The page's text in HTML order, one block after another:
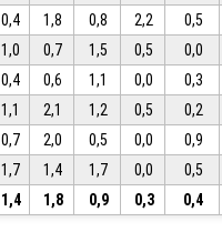
0,4 1,8 0,8 2,2 0,5
1,0 0,7 1,5 0,5 0,0
0,4 0,6 1,1 0,0 0,3
1,1 2,1 1,2 0,5 0,2
0,7 2,0 0,5 0,0 0,9
1,7 1,4 1,7 0,0 0,5
1,4 1,8 0,9 0,3 0,4